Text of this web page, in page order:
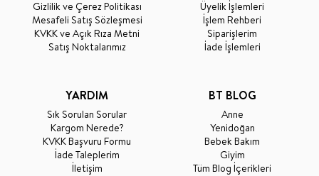
Gizlilik ve Çerez Politikası
Mesafeli Satış Sözleşmesi
KVKK ve Açık Rıza Metni
Satış Noktalarımız
Üyelik İşlemleri
İşlem Rehberi
Siparişlerim
İade İşlemleri
YARDIM
Sık Sorulan Sorular
Kargom Nerede?
KVKK Başvuru Formu
İade Taleplerim
İletişim
BT BLOG
Anne
Yenidoğan
Bebek Bakım
Giyim
Tüm Blog İçerikleri